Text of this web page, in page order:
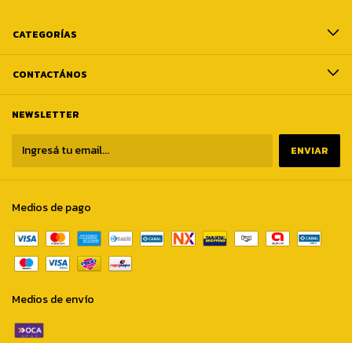
CATEGORÍAS
CONTACTÁNOS
NEWSLETTER
Medios de pago
Medios de envío